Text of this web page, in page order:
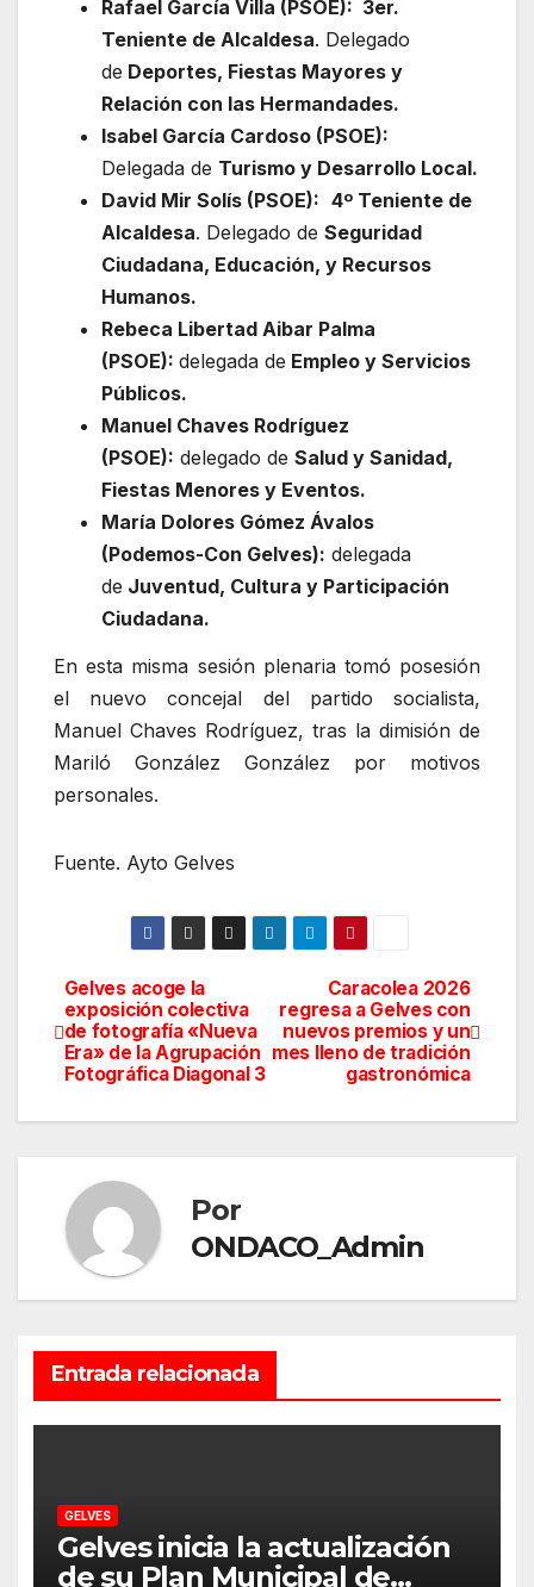
Rafael García Villa (PSOE): 3er.
Teniente de Alcaldesa. Delegado
de Deportes, Fiestas Mayores y
Relación con las Hermandades.
Isabel García Cardoso (PSOE):
Delegada de Turismo y Desarrollo Local.
David Mir Solís (PSOE): 4º Teniente de
Alcaldesa. Delegado de Seguridad
Ciudadana, Educación, y Recursos
Humanos.
Rebeca Libertad Aibar Palma
(PSOE): delegada de Empleo y Servicios
Públicos.
Manuel Chaves Rodríguez
(PSOE): delegado de Salud y Sanidad,
Fiestas Menores y Eventos.
María Dolores Gómez Ávalos
(Podemos-Con Gelves): delegada
de Juventud, Cultura y Participación
Ciudadana.
En esta misma sesión plenaria tomó posesión
el nuevo concejal del partido socialista,
Manuel Chaves Rodríguez, tras la dimisión de
Mariló González González por motivos
personales.
Fuente. Ayto Gelves
Navegación
de
entradas
Caracolea 2026
regresa a Gelves con
nuevos premios y un
mes lleno de tradición
gastronómica
Gelves acoge la
exposición colectiva
de fotografía «Nueva
Era» de la Agrupación
Fotográfica Diagonal 3
Por
ONDACO_Admin
Entrada relacionada
GELVES
Gelves inicia la actualización
de su Plan Municipal de